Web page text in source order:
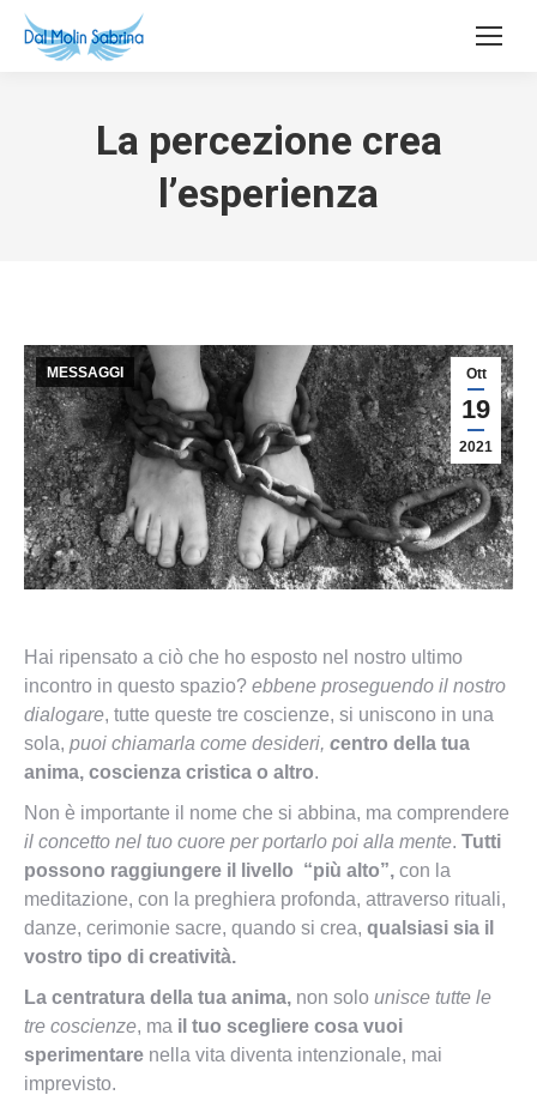
La percezione crea
l’esperienza
Ott
19
2021
MESSAGGI
Hai ripensato a ciò che ho esposto nel nostro ultimo
incontro in questo spazio? ebbene proseguendo il nostro
dialogare, tutte queste tre coscienze, si uniscono in una
sola, puoi chiamarla come desideri, centro della tua
anima, coscienza cristica o altro.
Non è importante il nome che si abbina, ma comprendere
il concetto nel tuo cuore per portarlo poi alla mente. Tutti
possono raggiungere il livello “più alto”, con la
meditazione, con la preghiera profonda, attraverso rituali,
danze, cerimonie sacre, quando si crea, qualsiasi sia il
vostro tipo di creatività.
La centratura della tua anima, non solo unisce tutte le
tre coscienze, ma il tuo scegliere cosa vuoi
sperimentare nella vita diventa intenzionale, mai
imprevisto.